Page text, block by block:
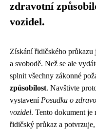
zdravotní
vozidel.
Získání řidičského
a svobodě. Než se ale
splnit všechny zákonné
způsobilost. Navštivte
vystavení Posudku o
vozidel. Tento dokument je
řidičský průkaz a